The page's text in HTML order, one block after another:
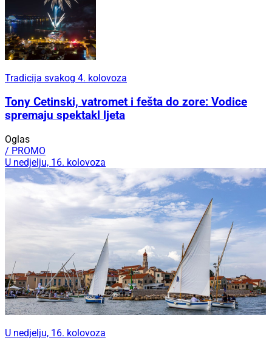
Tradicija svakog 4. kolovoza
Tony Cetinski, vatromet i fešta do zore: Vodice
spremaju spektakl ljeta
Oglas
/ PROMO
U nedjelju, 16. kolovoza
U nedjelju, 16. kolovoza